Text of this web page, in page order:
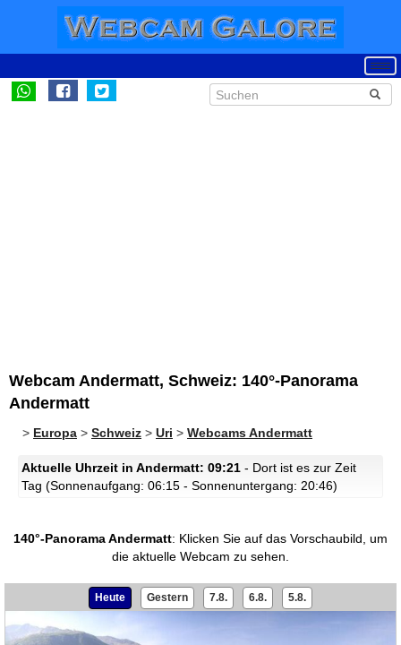
Webcam Andermatt, Schweiz: 140°-Panorama
Andermatt
> Europa > Schweiz > Uri > Webcams Andermatt
Aktuelle Uhrzeit in Andermatt: 09:21 - Dort ist es zur Zeit
Tag (Sonnenaufgang: 06:15 - Sonnenuntergang: 20:46)
140°-Panorama Andermatt: Klicken Sie auf das Vorschaubild, um
die aktuelle Webcam zu sehen.
Heute Gestern 7.8. 6.8. 5.8.